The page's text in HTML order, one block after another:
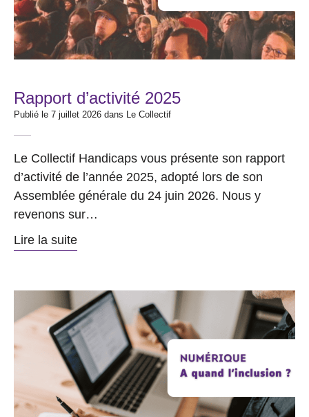
Rapport d’activité 2025
Publié le 7 juillet 2026 dans Le Collectif
Le Collectif Handicaps vous présente son rapport
d’activité de l’année 2025, adopté lors de son
Assemblée générale du 24 juin 2026. Nous y
revenons sur…
Lire la suite